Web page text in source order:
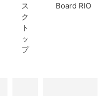
ス
ク
ト
ッ
プ
Board RIO